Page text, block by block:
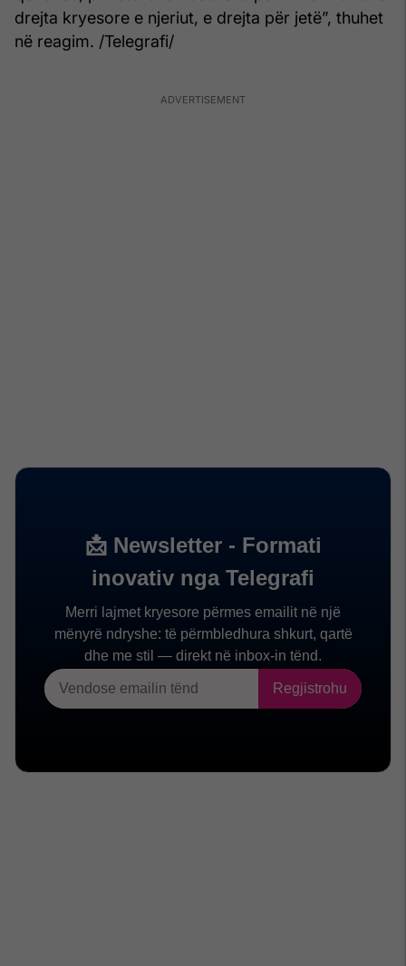
drejta kryesore e njeriut, e drejta për jetë”, thuhet
në reagim. /Telegrafi/